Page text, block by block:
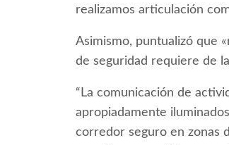
realizamos articulación
Asimismo, puntualizó que
de seguridad requiere de
“La comunicación de
apropiadamente
corredor seguro en zonas